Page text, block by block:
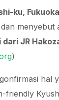
ku, Fukuoka
menyebut
dari JR
)
hal
friendly